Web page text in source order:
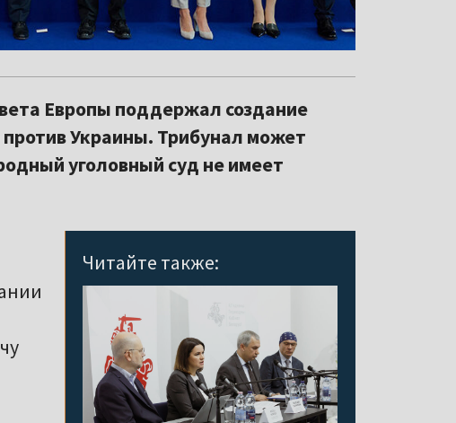
Европы поддержал создание
Украины. Трибунал может
уголовный суд не имеет
Читайте также: